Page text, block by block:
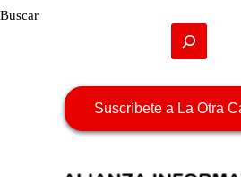
Buscar
Suscríbete a La Otra